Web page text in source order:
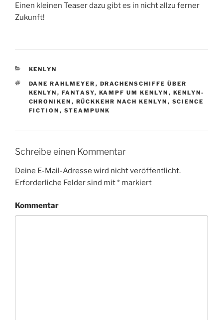
Einen kleinen Teaser dazu gibt es in nicht allzu ferner
Zukunft!
KATEGORIEN
KENLYN
SCHLAGWÖRTER
DANE RAHLMEYER , DRACHENSCHIFFE ÜBER
KENLYN , FANTASY, KAMPF UM KENLYN , KENLYN-
CHRONIKEN , RÜCKKEHR NACH KENLYN , SCIENCE
FICTION , STEAMPUNK
Schreibe einen Kommentar
Deine E-Mail-Adresse wird nicht veröffentlicht.
Erforderliche Felder sind mit* markiert
Kommentar